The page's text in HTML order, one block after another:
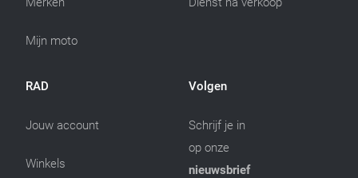
Mijn moto
RAD
Jouw account
Winkels
Volgen
Schrijf je in
op onze
nieuwsbrief